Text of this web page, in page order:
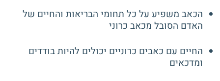
הכאב משפיע על כל תחומי הבריאות והחיים של
האדם הסובל מכאב כרוני
החיים עם כאבים כרוניים יכולים להיות בודדים
ומדכאים